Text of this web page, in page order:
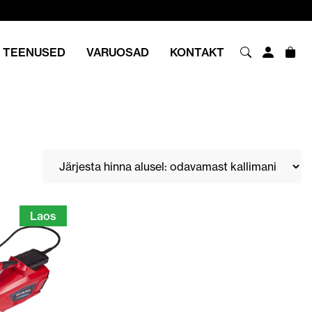
TEENUSED VARUOSAD KONTAKT
Laos